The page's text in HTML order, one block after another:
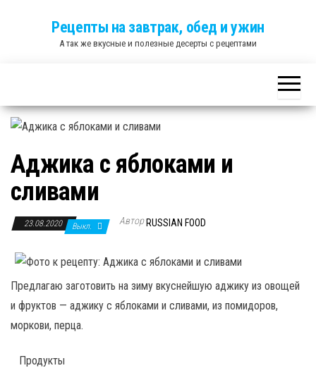
Рецепты на завтрак, обед и ужин
А так же вкусные и полезные десерты с рецептами
Аджика с яблоками и
сливами
23.08.2020 Выкл. Автор RUSSIAN FOOD
Предлагаю заготовить на зиму вкуснейшую аджику из овощей
и фруктов — аджику с яблоками и сливами, из помидоров,
моркови, перца.
Продукты